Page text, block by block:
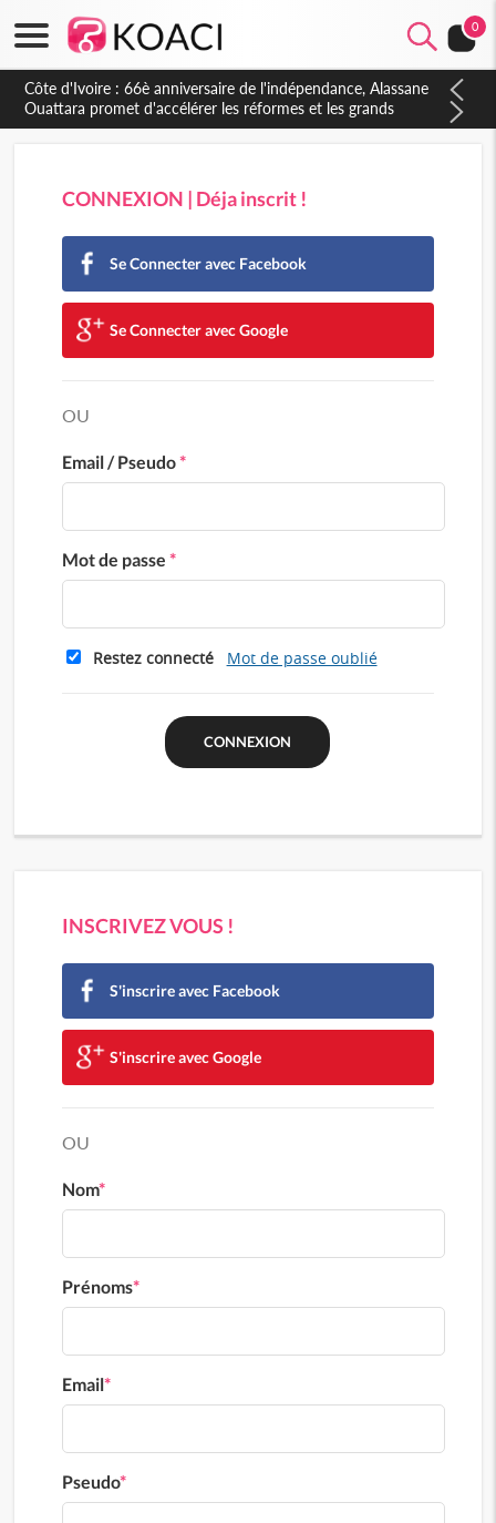
0
CONNEXION | Déja inscrit !
Se Connecter avec Facebook
Se Connecter avec Google
OU
Email / Pseudo*
Mot de passe *
Restez connecté Mot de passe oublié
INSCRIVEZ VOUS !
S'inscrire avec Facebook
S'inscrire avec Google
OU
Nom*
Prénoms*
Email*
Pseudo*